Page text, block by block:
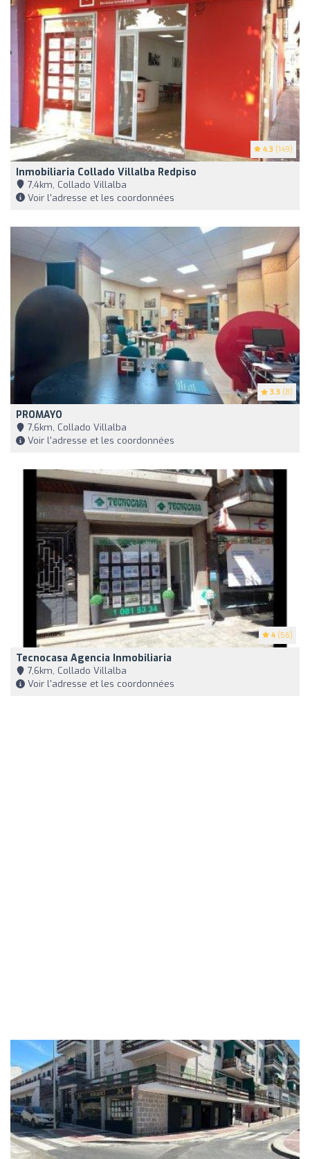
4.3 (149)
Inmobiliaria Collado Villalba Redpiso
7,4km, Collado Villalba
Voir l'adresse et les coordonnées
3.3 (8)
PROMAYO
7,6km, Collado Villalba
Voir l'adresse et les coordonnées
4 (56)
Tecnocasa Agencia Inmobiliaria
7,6km, Collado Villalba
Voir l'adresse et les coordonnées